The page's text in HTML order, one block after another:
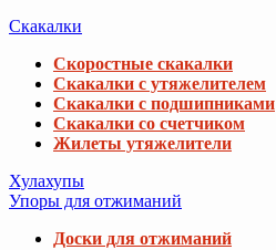
Скакалки
Скоростные скакалки
Скакалки с утяжелителем
Скакалки с подшипниками
Скакалки со счетчиком
Жилеты утяжелители
Хулахупы
Упоры для отжиманий
Доски для отжиманий